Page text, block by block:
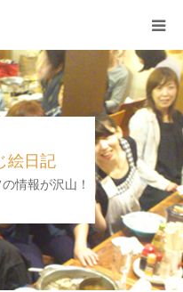
絵日記
情報が沢山！